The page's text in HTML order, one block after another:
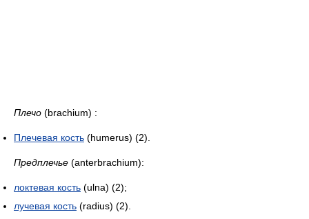
Плечо (brachium) :
Плечевая кость (humerus) (2).
Предплечье (anterbrachium):
локтевая кость (ulna) (2);
лучевая кость (radius) (2).